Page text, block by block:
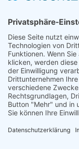
Rheinland-Pfalz
Saarland
Sachsen
Sachsen-Anhalt
Schleswig-Holstein
Thüringen